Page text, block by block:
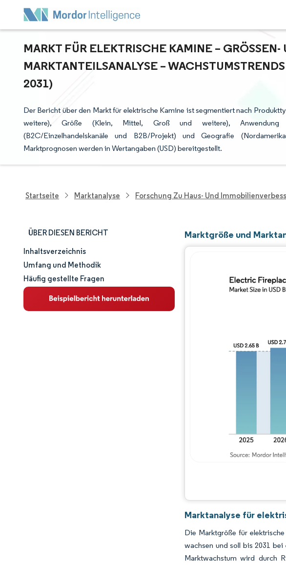
MARKT FÜR ELEKTRISCHE KAMINE – GRÖSSEN-
ARKTANTEILSANALYSE – WACHSTUMSTRENDS
031)
Der Bericht über den Markt für elektrische Kamine ist segmentiert nach
weitere), Größe (Klein, Mittel, Groß und weitere), Anwendung
(B2C/Einzelhandelskanäle und B2B/Projekt) und Geografie
Marktprognosen werden in Wertangaben (USD) bereitgestellt.
Startseite Marktanalyse Forschung Zu Haus- Und
ÜBER DIESEN BERICHT
Marktgröße und -anteil
Marktanalyse
Trends und Einblicke
Inhaltsverzeichnis
Umfang und Methodik
Häufig gestellte Fragen
Marktgröße und
Marktanalyse für
Die Marktgröße für
wachsen und soll bis 2031
Marktwachstum wird durch